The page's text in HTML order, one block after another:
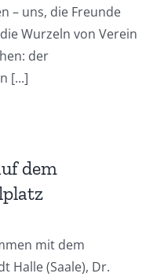
– uns, die Freunde
Wurzeln von Verein
der
[...]
dem
mit dem
Halle (Saale), Dr.